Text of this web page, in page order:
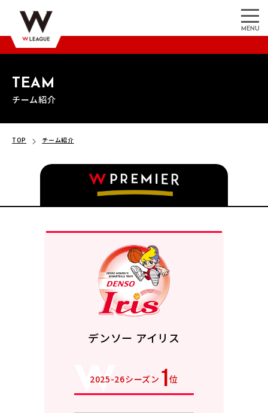
MENU
TEAM
チーム紹介
TOP チーム紹介
デンソー アイリス
2025-26シーズン 1位